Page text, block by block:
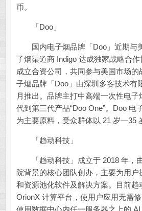
币。
「Doo」
国内电子烟品牌「Doo」近期与
子烟渠道商 Indigo 达成独家战略合
成立合资公司，共同参与美国市场
子烟品牌「Doo」由深圳多客技术有
月推出。品牌主打中高端一次性电
代到第三代产品“Doo One”。Doo 电
为主要原料，受众群体以 21 岁—35
「趋动科技」
「趋动科技」成立于 2018 年，
院背景的核心团队创办，主要为用户
和资源池化软件及解决方案。目前趋
OrionX 计算平台，使用户应用无需
使用数据中心内任一服务器之上的